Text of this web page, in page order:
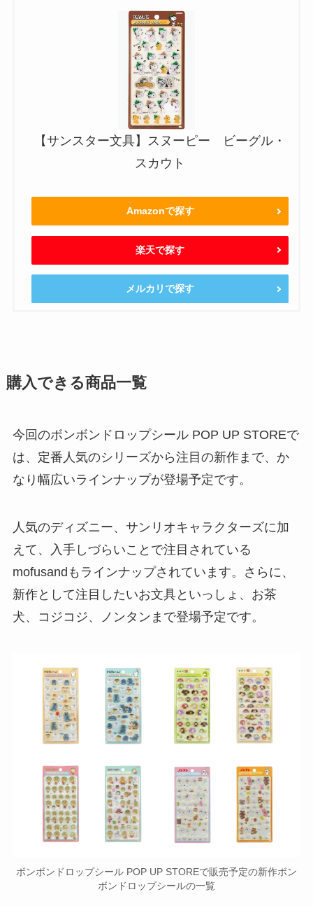
【サンスター文具】スヌーピー ビーグル・
スカウト
Amazonで探す
楽天で探す
メルカリで探す
購入できる商品一覧
今回のボンボンドロップシール POP UP STOREで
は、定番人気のシリーズから注目の新作まで、か
なり幅広いラインナップが登場予定です。
人気のディズニー、サンリオキャラクターズに加
えて、入手しづらいことで注目されている
mofusandもラインナップされています。さらに、
新作として注目したいお文具といっしょ、お茶
犬、コジコジ、ノンタンまで登場予定です。
ボンボンドロップシール POP UP STOREで販売予定の新作ボン
ボンドロップシールの一覧